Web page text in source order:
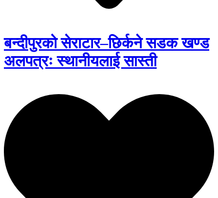
बन्दीपुरको सेराटार–छिर्कने सडक खण्ड
अलपत्रः स्थानीयलाई सास्ती